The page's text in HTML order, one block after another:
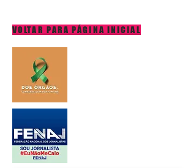
VOLTAR PARA PÁGINA INICIAL